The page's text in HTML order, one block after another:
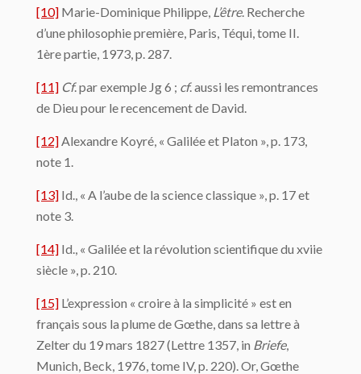
[10] Marie-Dominique Philippe, L’être. Recherche
d’une philosophie première, Paris, Téqui, tome II.
1ère partie, 1973, p. 287.
[11] Cf. par exemple Jg 6 ; cf. aussi les remontrances
de Dieu pour le recencement de David.
[12] Alexandre Koyré, « Galilée et Platon », p. 173,
note 1.
[13] Id., « A l’aube de la science classique », p. 17 et
note 3.
[14] Id., « Galilée et la révolution scientifique du xviie
siècle », p. 210.
[15] L’expression « croire à la simplicité » est en
français sous la plume de Gœthe, dans sa lettre à
Zelter du 19 mars 1827 (Lettre 1357, in Briefe,
Munich, Beck, 1976, tome IV, p. 220). Or, Gœthe